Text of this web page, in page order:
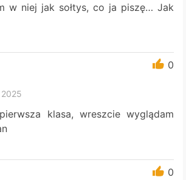
w niej jak sołtys, co ja piszę… Jak
0
klasa, wreszcie wyglądam
0